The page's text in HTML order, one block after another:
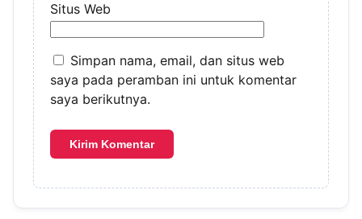
Situs Web
Simpan nama, email, dan situs web
saya pada peramban ini untuk komentar
saya berikutnya.